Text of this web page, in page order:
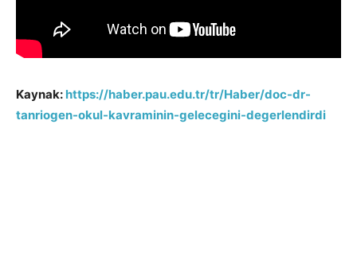
Kaynak: https://haber.pau.edu.tr/tr/Haber/doc-dr-
tanriogen-okul-kavraminin-gelecegini-degerlendirdi